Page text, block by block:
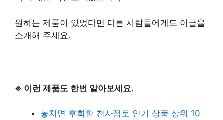
원하는 제품이 있었다면 다른 사람들에게도 이글을
소개해 주세요.
※ 이런 제품도 한번 알아보세요.
놓치면 후회할 천사점토 인기 상품 상위 10